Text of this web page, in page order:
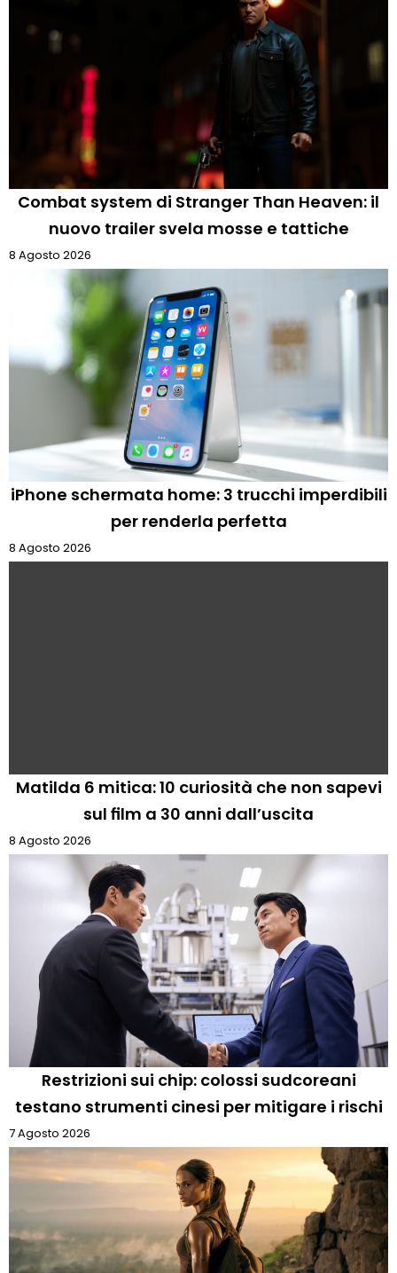
Combat system di Stranger Than Heaven: il
nuovo trailer svela mosse e tattiche
8 Agosto 2026
iPhone schermata home: 3 trucchi imperdibili
per renderla perfetta
8 Agosto 2026
Matilda 6 mitica: 10 curiosità che non sapevi
sul film a 30 anni dall’uscita
8 Agosto 2026
Restrizioni sui chip: colossi sudcoreani
testano strumenti cinesi per mitigare i rischi
7 Agosto 2026